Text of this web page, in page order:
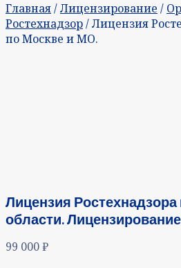
Главная/Лицензирование /
Ростехнадзор/ Лицензия
по Москве и МО.
Лицензия
области.
99 000₽